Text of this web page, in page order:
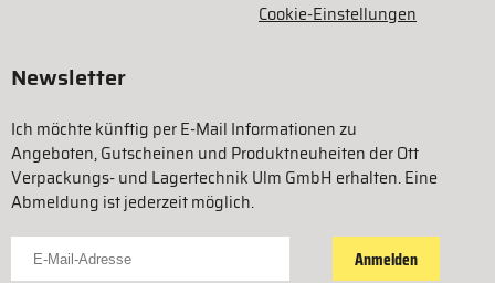
Cookie-Einstellungen
Newsletter
Ich möchte künftig per E-Mail Informationen zu
Angeboten, Gutscheinen und Produktneuheiten der Ott
Verpackungs- und Lagertechnik Ulm GmbH erhalten. Eine
Abmeldung ist jederzeit möglich.
Für Newsletter anmelden
Anmelden